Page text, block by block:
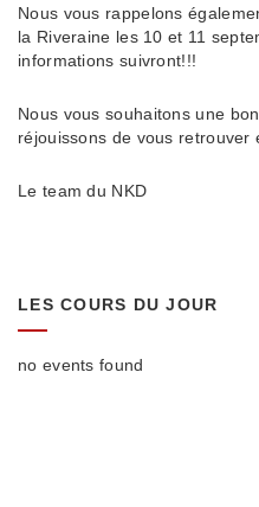
Nous vous rappelons
la Riveraine les 10 et 11
informations suivront!!!
Nous vous souhaitons une
réjouissons de vous retrouver
Le team du NKD
LES COURS DU JOUR
no events found